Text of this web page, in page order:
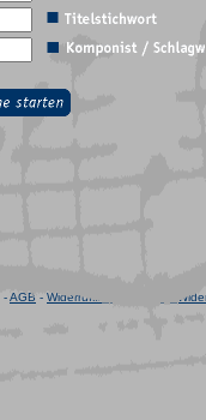
-AGB - Widerrufsrecht Muster-